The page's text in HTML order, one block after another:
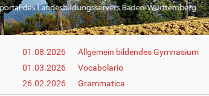
01.08.2026
Allgemein bildendes Gymnasium
01.03.2026
Vocabolario
26.02.2026
Grammatica